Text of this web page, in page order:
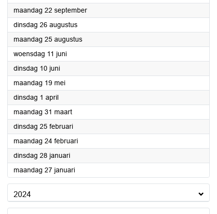
maandag 22 september2025
dinsdag 26 augustus2025
maandag 25 augustus2025
woensdag 11 juni2025
dinsdag 10 juni2025
maandag 19 mei2025
dinsdag 1 april2025
maandag 31 maart2025
dinsdag 25 februari2025
maandag 24 februari2025
dinsdag 28 januari2025
maandag 27 januari2025
2024